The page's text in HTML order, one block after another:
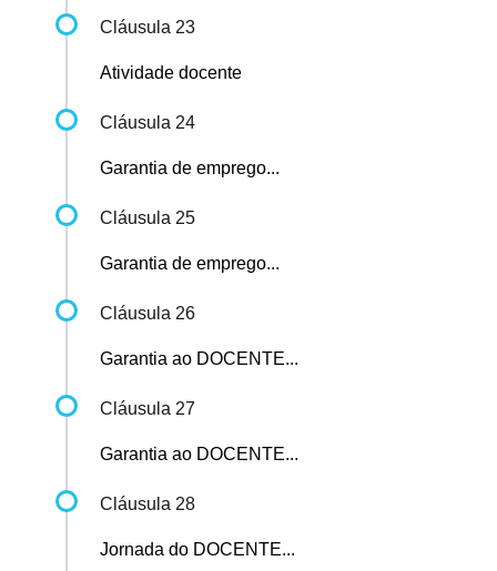
Cláusula 23
Atividade docente
Cláusula 24
Garantia de emprego...
Cláusula 25
Garantia de emprego...
Cláusula 26
Garantia ao DOCENTE...
Cláusula 27
Garantia ao DOCENTE...
Cláusula 28
Jornada do DOCENTE...